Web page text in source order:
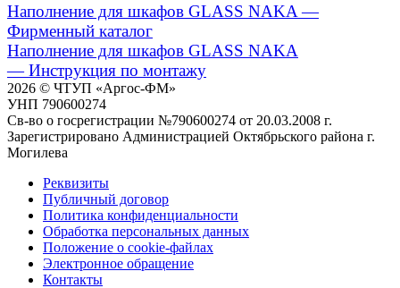
Наполнение для шкафов GLASS NAKA —
Фирменный каталог
Наполнение для шкафов GLASS NAKA
— Инструкция по монтажу
2026 © ЧТУП «Аргос-ФМ»
УНП 790600274
Св-во о госрегистрации №790600274 от 20.03.2008 г.
Зарегистрировано Администрацией Октябрьского района г.
Могилева
Реквизиты
Публичный договор
Политика конфиденциальности
Обработка персональных данных
Положение о cookie-файлах
Электронное обращение
Контакты